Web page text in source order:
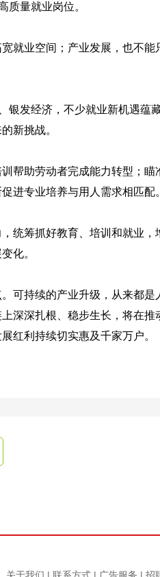
质量就业岗位。
就业空间；产业发展，也不能
银发经济，不少就业新机遇蕴藏
新挑战。
帮助劳动者完成能力转型；瞄
进专业培养与用人需求相匹配。
统筹抓好教育、培训和就业，
化。
可持续的产业升级，从来都是
深深扎根、稳步生长，将在推
红利持续切实惠及千家万户。